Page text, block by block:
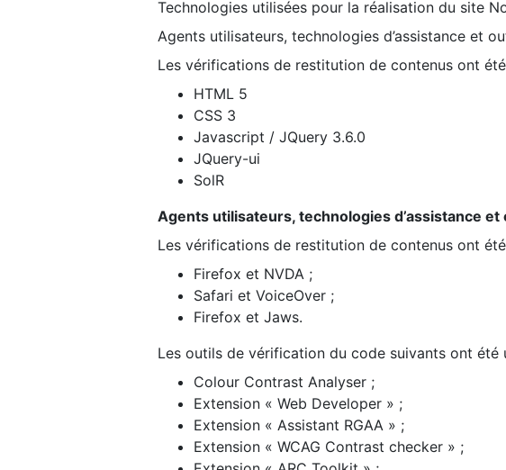
Technologies utilisées pour la réalisation du site
Agents utilisateurs, technologies d’assistance et
Les vérifications de restitution de contenus ont
HTML 5
CSS 3
Javascript / JQuery 3.6.0
JQuery-ui
SolR
Agents utilisateurs, technologies d’assistance
Les vérifications de restitution de contenus ont
Firefox et NVDA ;
Safari et VoiceOver ;
Firefox et Jaws.
Les outils de vérification du code suivants ont
Colour Contrast Analyser ;
Extension « Web Developer » ;
Extension « Assistant RGAA » ;
Extension « WCAG Contrast checker » ;